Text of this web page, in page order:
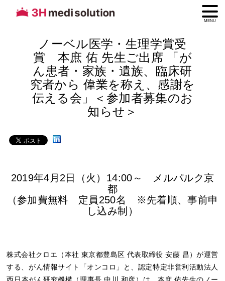
MENU
ノーベル医学・生理学賞受
賞 本庶 佑 先生ご出席 「が
ん患者・家族・遺族、臨床研
究者から 偉業を称え、感謝を
伝える会」＜参加者募集のお
知らせ＞
2019年4月2日（火）14:00～ メルパルク京
都
（参加費無料 定員250名 ※先着順、事前申
し込み制）
株式会社クロエ（本社 東京都豊島区 代表取締役 安藤 昌）が運営
する、がん情報サイト「オンコロ」と、認定特定非営利活動法人
西日本がん研究機構（理事長 中川 和彦）は、本庶 佑先生のノー